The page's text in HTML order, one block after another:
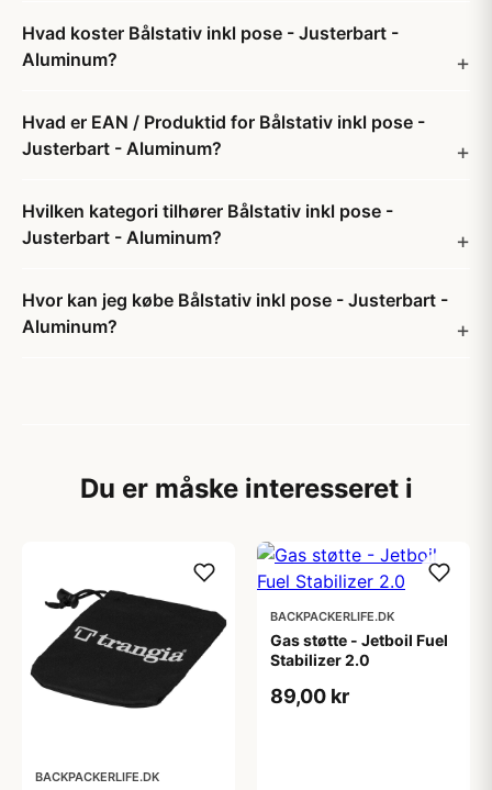
Hvad koster Bålstativ inkl pose - Justerbart -
Aluminum?
Hvad er EAN / Produktid for Bålstativ inkl pose -
Justerbart - Aluminum?
Hvilken kategori tilhører Bålstativ inkl pose -
Justerbart - Aluminum?
Hvor kan jeg købe Bålstativ inkl pose - Justerbart -
Aluminum?
Du er måske interesseret i
BACKPACKERLIFE.DK
BACKPACKERLIFE.DK
Gas støtte - Jetboil Fuel
Stabilizer 2.0
89,00 kr